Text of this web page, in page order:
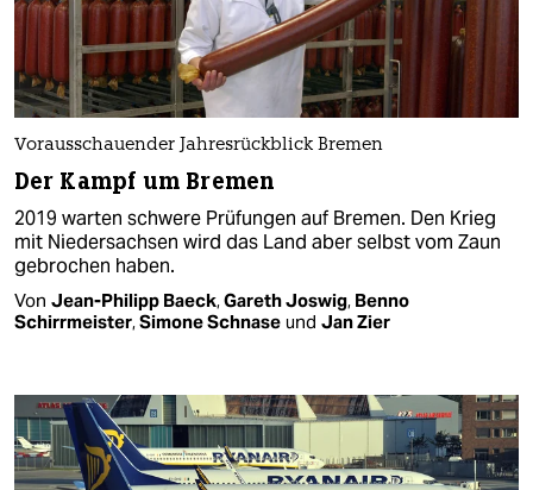
Vorausschauender Jahresrückblick Bremen
Der Kampf um Bremen
2019 warten schwere Prüfungen auf Bremen. Den Krieg
mit Niedersachsen wird das Land aber selbst vom Zaun
gebrochen haben.
Von Jean-Philipp Baeck,Gareth Joswig, Benno
Schirrmeister,Simone Schnase und Jan Zier